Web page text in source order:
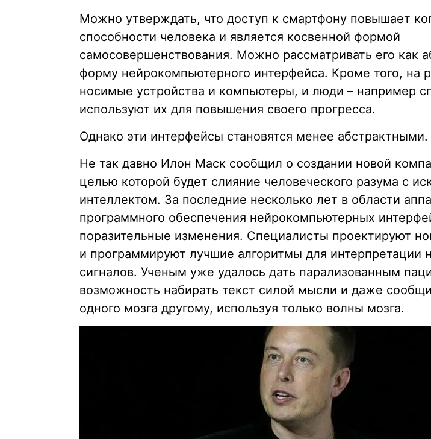
Можно утверждать, что доступ к смартфону повышает
способности человека и является косвенной формой
самосовершенствования. Можно рассматривать его как
форму нейрокомпьютерного интерфейса. Кроме того, на
носимые устройства и компьютеры, и люди – например
используют их для повышения своего прогресса.
Однако эти интерфейсы становятся менее абстрактными.
Не так давно Илон Маск сообщил о создании новой
целью которой будет слияние человеческого разума с
интеллектом. За последние несколько лет в области
программного обеспечения нейрокомпьютерных
поразительные изменения. Специалисты проектируют
и программируют лучшие алгоритмы для интерпретации
сигналов. Ученым уже удалось дать парализованным
возможность набирать текст силой мысли и даже
одного мозга другому, используя только волны мозга.